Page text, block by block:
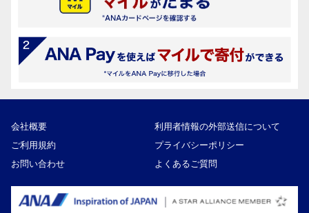
会社概要
利用者情報の外部送信について
ご利用規約
プライバシーポリシー
お問い合わせ
よくあるご質問